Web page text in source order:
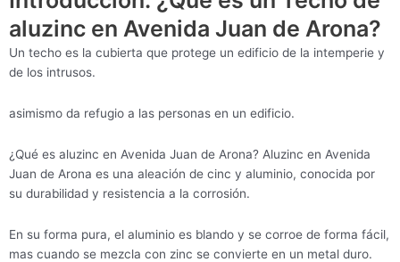
aluzinc en Avenida Juan de Arona?
Un techo es la cubierta que protege un edificio de la intemperie y
de los intrusos.
asimismo da refugio a las personas en un edificio.
¿Qué es aluzinc en Avenida Juan de Arona? Aluzinc en Avenida
Juan de Arona es una aleación de cinc y aluminio, conocida por
su durabilidad y resistencia a la corrosión.
En su forma pura, el aluminio es blando y se corroe de forma fácil,
mas cuando se mezcla con zinc se convierte en un metal duro.